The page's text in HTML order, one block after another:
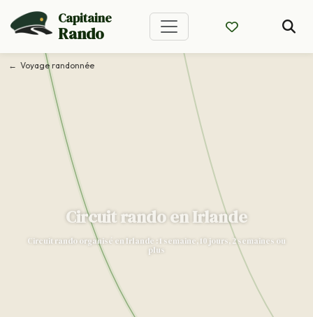
Capitaine
Rando
Voyage randonnée
Circuit rando en Irlande
Circuit rando organisé en Irlande : 1 semaine, 10 jours, 2 semaines ou
plus